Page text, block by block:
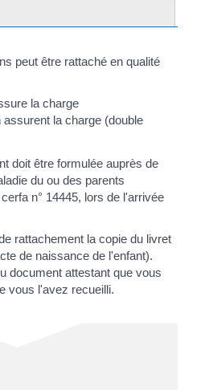
peut être rattaché en qualité
la charge
la charge (double
doit être formulée auprès de
du ou des parents
n° 14445, lors de l'arrivée
rattachement la copie du livret
de naissance de l'enfant).
document attestant que vous
vous l'avez recueilli.